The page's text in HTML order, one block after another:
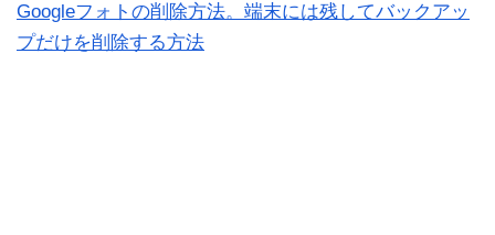
Googleフォトの削除方法。端末には残してバックアッ
プだけを削除する方法